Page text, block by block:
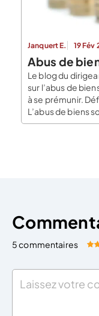
Janquert E. 19 Fév
Abus de
Le blog du
sur l’abus de
à se prémunir.
L’abus de biens
spécifique
5 commentaires